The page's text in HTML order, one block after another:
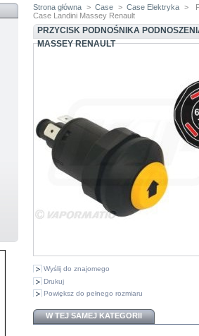
Strona główna > Case > Case Elektryka >
Case Landini Massey Renault
PRZYCISK PODNOŚNIKA
MASSEY RENAULT
Wyślij do znajomego
Drukuj
Powiększ do pełnego rozmiaru
W TEJ SAMEJ KATEGORII